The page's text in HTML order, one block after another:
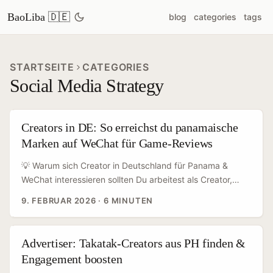
BaoLiba 🇩🇪 blog categories tags
STARTSEITE CATEGORIES
Social Media Strategy
Creators in DE: So erreichst du panamaische
Marken auf WeChat für Game-Reviews
💡 Warum sich Creator in Deutschland für Panama &
WeChat interessieren sollten Du arbeitest als Creator,
(regional Publisher, Payment-Gateways, lokale
Werbenetzwerke) — und viele Entscheidungsträger
9. FEBRUAR 2026 ·6 MINUTEN
Advertiser: Takatak-Creators aus PH finden &
Engagement boosten